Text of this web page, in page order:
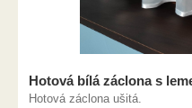
Hotová bílá záclona s
Hotová záclona ušitá.